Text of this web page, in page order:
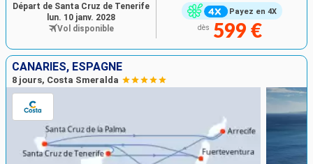
Payez en 4X
dès 599 €
Départ de Santa Cruz de Tenerife
lun. 10 janv. 2028
Vol disponible
CANARIES, ESPAGNE
8 jours, Costa Smeralda